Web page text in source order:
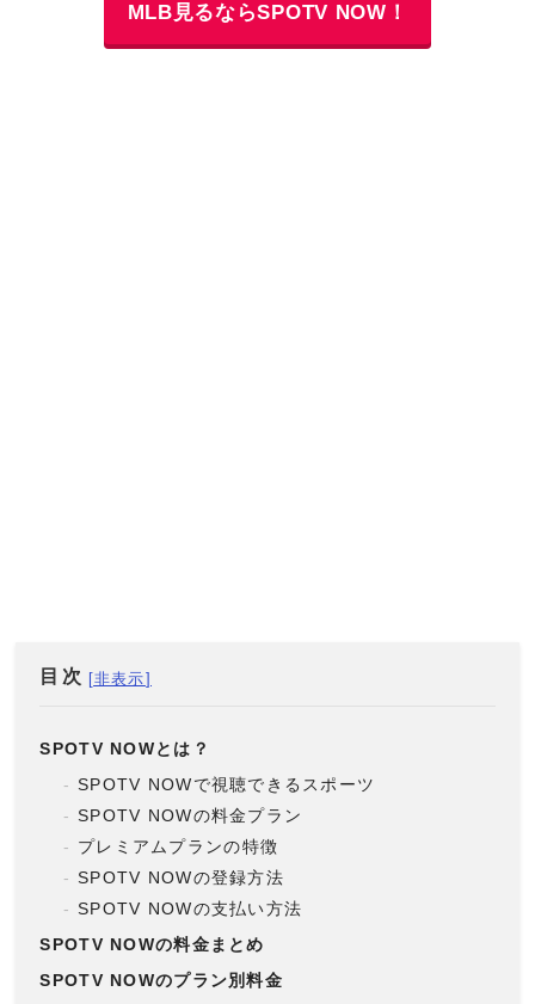
MLB見るならSPOTV NOW！
目次
SPOTV NOWとは？
SPOTV NOWで視聴できるスポーツ
SPOTV NOWの料金プラン
プレミアムプランの特徴
SPOTV NOWの登録方法
SPOTV NOWの支払い方法
SPOTV NOWの料金まとめ
SPOTV NOWのプラン別料金